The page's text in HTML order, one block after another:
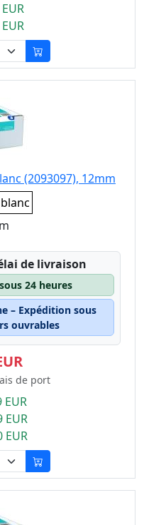
(2093097), 12mm
de livraison
24 heures
– Expédition sous
ouvrables
de port
EUR
EUR